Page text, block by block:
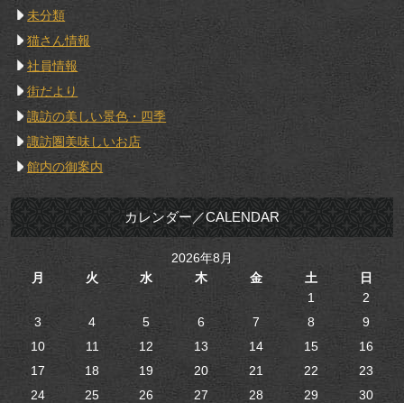
未分類
猫さん情報
社員情報
街だより
諏訪の美しい景色・四季
諏訪圏美味しいお店
館内の御案内
カレンダー／CALENDAR
2026年8月
月
火 水 木 金 土
日
1
2
3
4 5 6 7 8
9
10
11 12 13 14 15
16
17
18 19 20 21 22
23
24
25 26 27 28 29
30